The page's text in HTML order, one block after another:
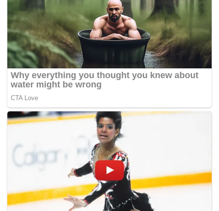
sidang media Program Hala Tuju Kementerian Pertahanan
2016 di sini, hari ini.
Mohmed Asri berkata ia merupakan landasan yang baik
bagi membantu pelajar yang tidak dapat menyambung
pelajaran ke institusi pengajian tinggi untuk menyertai
program kemahiran.
Usaha ini adalah hasil kerjasama JLKN dengan 10 agensi
kerajaan yang turut melibatkan 400 institusi kemahiran.
Sementara itu, Yayasan Briged Kesukarelawan Khidmat
Negara juga telah ditubuhkan bagi memberi peluang
kepada lebih 800,000 alumni pelatih PLKN untuk
menyertai aktiviti khidmat masyarakat secara sukarela.
“Yayasan ini akan diterajui oleh ahli alumni sendiri dengan
menganjurkan program-program berasaskan perpaduan,